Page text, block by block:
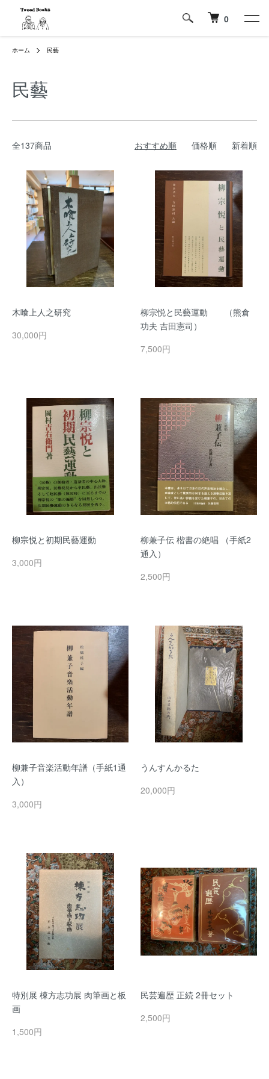
0
ホーム 民藝
民藝
全137商品 おすすめ順 価格順 新着順
木喰上人之研究
30,000円
柳宗悦と民藝運動 （熊倉
功夫 吉田憲司）
7,500円
柳宗悦と初期民藝運動
3,000円
柳兼子伝 楷書の絶唱 （手紙2
通入）
2,500円
柳兼子音楽活動年譜（手紙1通
入）
3,000円
うんすんかるた
20,000円
特別展 棟方志功展 肉筆画と板
画
1,500円
民芸遍歴 正続 2冊セット
2,500円